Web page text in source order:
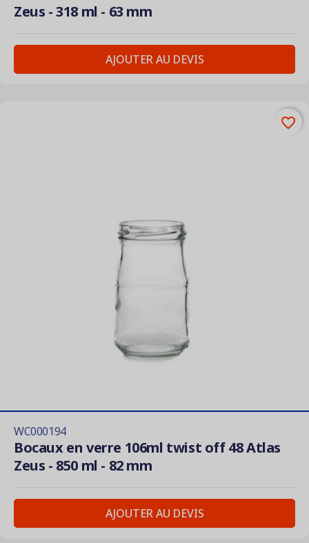
Zeus - 318 ml - 63 mm
AJOUTER AU DEVIS
WC000194
Bocaux en verre 106ml twist off 48 Atlas
Zeus - 850 ml - 82 mm
AJOUTER AU DEVIS
favorite_border